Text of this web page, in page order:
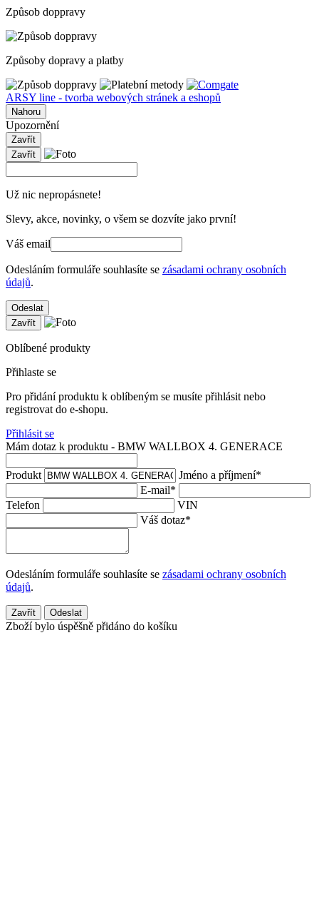
Způsob doppravy
Způsoby dopravy a platby
ARSY line - tvorba webových stránek a eshopů
Nahoru
Upozornění
Zavřít
Zavřít
Už nic nepropásnete!
Slevy, akce, novinky, o všem se dozvíte jako první!
Váš email
Odesláním formuláře souhlasíte se zásadami ochrany osobních
údajů.
Odeslat
Zavřít
Oblíbené produkty
Přihlaste se
Pro přidání produktu k oblíbeným se musíte přihlásit nebo
registrovat do e-shopu.
Přihlásit se
Mám dotaz k produktu - BMW WALLBOX 4. GENERACE
Produkt Jméno a příjmení*
E-mail*
Telefon
VIN
Váš dotaz*
Odesláním formuláře souhlasíte se zásadami ochrany osobních
údajů.
Zavřít Odeslat
Zboží bylo úspěšně přidáno do košíku